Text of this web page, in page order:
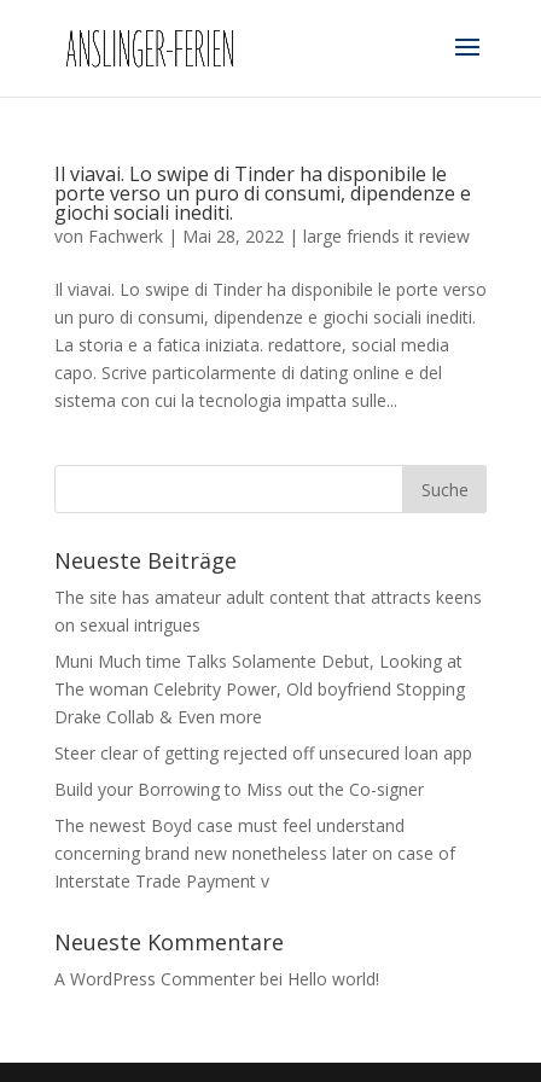
Il viavai. Lo swipe di Tinder ha disponibile le
porte verso un puro di consumi, dipendenze e
giochi sociali inediti.
von Fachwerk| Mai 28, 2022| large friends it review
Il viavai. Lo swipe di Tinder ha disponibile le porte verso
un puro di consumi, dipendenze e giochi sociali inediti.
La storia e a fatica iniziata. redattore, social media
capo. Scrive particolarmente di dating online e del
sistema con cui la tecnologia impatta sulle...
Neueste Beiträge
The site has amateur adult content that attracts keens
on sexual intrigues
Muni Much time Talks Solamente Debut, Looking at
The woman Celebrity Power, Old boyfriend Stopping
Drake Collab & Even more
Steer clear of getting rejected off unsecured loan app
Build your Borrowing to Miss out the Co-signer
The newest Boyd case must feel understand
concerning brand new nonetheless later on case of
Interstate Trade Payment v
Neueste Kommentare
A WordPress Commenterbei Hello world!